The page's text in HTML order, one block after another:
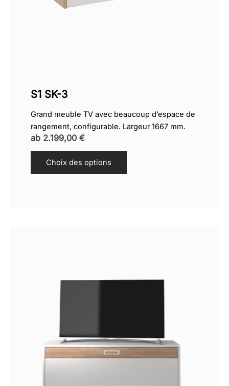
S1 SK-3
Grand meuble TV avec beaucoup d’espace de
rangement, configurable. Largeur 1667 mm.
ab 2.199,00 €
Choix des options